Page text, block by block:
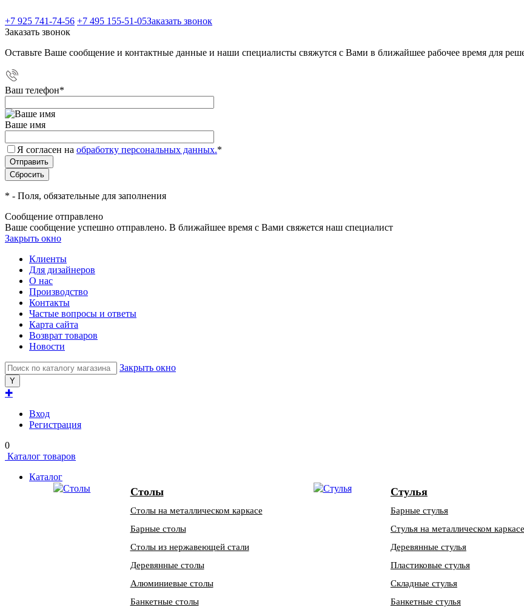
+7 925 741-74-56 +7 495 155-51-05Заказать звонок
Заказать звонок
Оставьте Ваше сообщение и контактные данные и наши специалисты свяжутся с Вами в ближайшее рабочее время для
Ваш телефон*
Ваше имя
Я согласен на обработку персональных данных.*
* - Поля, обязательные для заполнения
Сообщение отправлено
Ваше сообщение успешно отправлено. В ближайшее время с Вами свяжется наш специалист
Закрыть окно
Клиенты
Для дизайнеров
О нас
Производство
Контакты
Частые вопросы и ответы
Карта сайта
Возврат товаров
Новости
Закрыть окно
✚
Вход
Регистрация
0
Каталог товаров
Каталог
Столы
Столы на металлическом каркасе
Барные столы
Столы из нержавеющей стали
Деревянные столы
Алюминиевые столы
Банкетные столы
Стулья
Барные стулья
Стулья на металлическом каркасе
Деревянные стулья
Пластиковые стулья
Складные стулья
Банкетные стулья